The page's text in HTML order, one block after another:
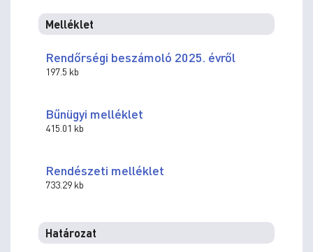
Melléklet
Rendőrségi beszámoló 2025. évről
197.5 kb
Bűnügyi melléklet
415.01 kb
Rendészeti melléklet
733.29 kb
Határozat